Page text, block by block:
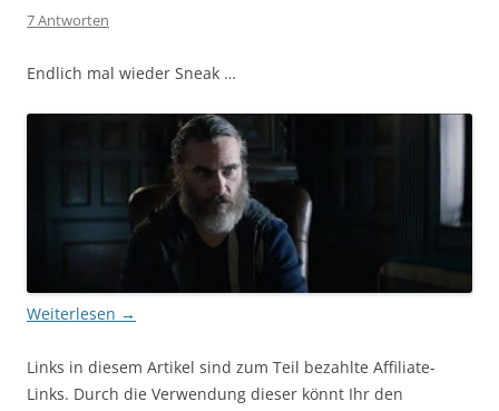
7 Antworten
Endlich mal wieder Sneak …
Weiterlesen →
Links in diesem Artikel sind zum Teil bezahlte Affiliate-
Links. Durch die Verwendung dieser könnt Ihr den